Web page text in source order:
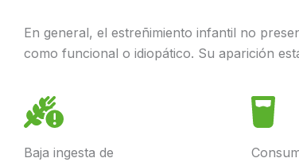
En general, el estreñimiento infantil no
como funcional o idiopático. Su aparición
Baja ingesta de